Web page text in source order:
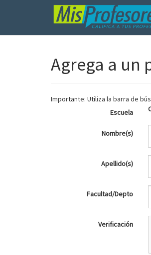
Agrega a un
Importante: Utiliza la barra de
Escuela
Nombre(s)
Apellido(s)
Facultad/Depto
Verificación